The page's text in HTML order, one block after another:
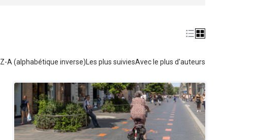
Z-A (alphabétique inverse) Les plus suiviesAvec le plus d'auteurs